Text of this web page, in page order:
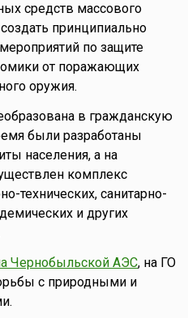
средств массового
принципиально
по защите
от поражающих
оружия.
в гражданскую
были разработаны
населения, а на
комплекс
технических, санитарно-
и других
Чернобыльской АЭС, на ГО
с природными и